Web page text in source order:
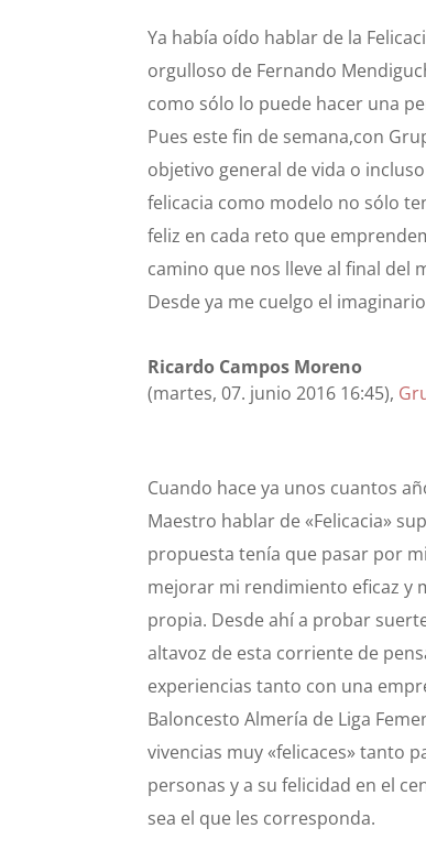
Ya había oído hablar de la
orgulloso de Fernando
como sólo lo puede hacer una
Pues este fin de semana,con
objetivo general de vida o
felicacia como modelo no sólo
feliz en cada reto que
camino que nos lleve al final del
Desde ya me cuelgo el
Ricardo Campos Moreno
(martes, 07. junio 2016 16:45),
Cuando hace ya unos cuantos
Maestro hablar de «Felicacia»
propuesta tenía que pasar por
mejorar mi rendimiento eficaz y
propia. Desde ahí a probar
altavoz de esta corriente de
experiencias tanto con una
Baloncesto Almería de Liga
vivencias muy «felicaces» tanto
personas y a su felicidad en el
sea el que les corresponda.